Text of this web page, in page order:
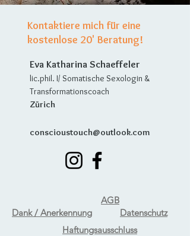
Kontaktiere mich für eine
kostenlose 20' Beratung!
Eva Katharina Schaeffeler
lic.phil. I/ Somatische Sexologin &
Transformationscoach
Zürich
conscioustouch@outlook.com
AGB
Dank / Anerkennung
Datenschutz
Haftungsausschluss